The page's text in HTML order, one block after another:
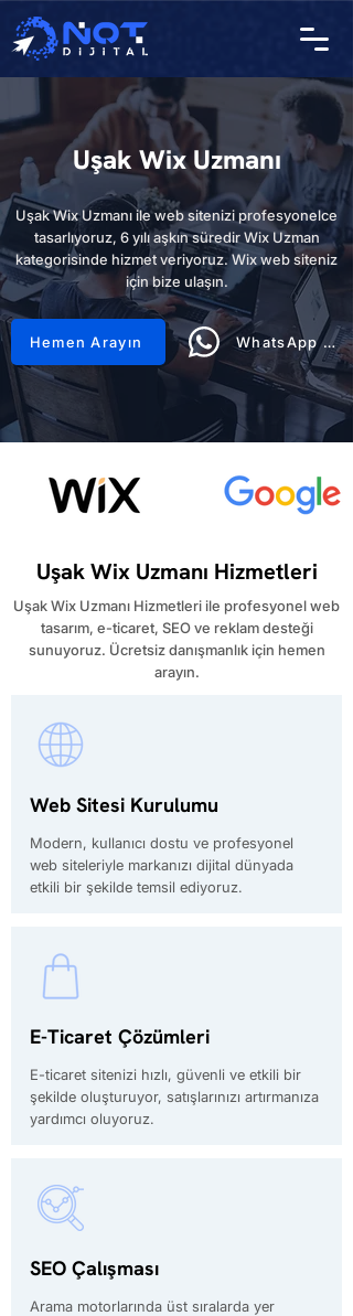
Uşak Wix Uzmanı
Uşak Wix Uzmanı ile web sitenizi profesyonelce
tasarlıyoruz, 6 yılı aşkın süredir Wix Uzman
kategorisinde hizmet veriyoruz. Wix web siteniz
için bize ulaşın.
Hemen Arayın WhatsApp Hattı
Uşak Wix Uzmanı Hizmetleri
Uşak Wix Uzmanı Hizmetleri ile profesyonel web
tasarım, e-ticaret, SEO ve reklam desteği
sunuyoruz. Ücretsiz danışmanlık için hemen
arayın.
Web Sitesi Kurulumu
Modern, kullanıcı dostu ve profesyonel
web siteleriyle markanızı dijital dünyada
etkili bir şekilde temsil ediyoruz.
E-Ticaret Çözümleri
E-ticaret sitenizi hızlı, güvenli ve etkili bir
şekilde oluşturuyor, satışlarınızı artırmanıza
yardımcı oluyoruz.
SEO Çalışması
Arama motorlarında üst sıralarda yer